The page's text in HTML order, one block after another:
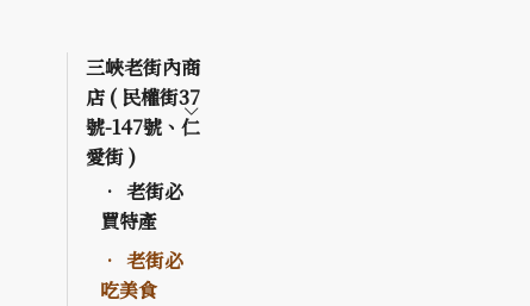
三峽老街內商
店 ( 民權街37
號-147號、仁
愛街 )
老街必
買特產
老街必
吃美食